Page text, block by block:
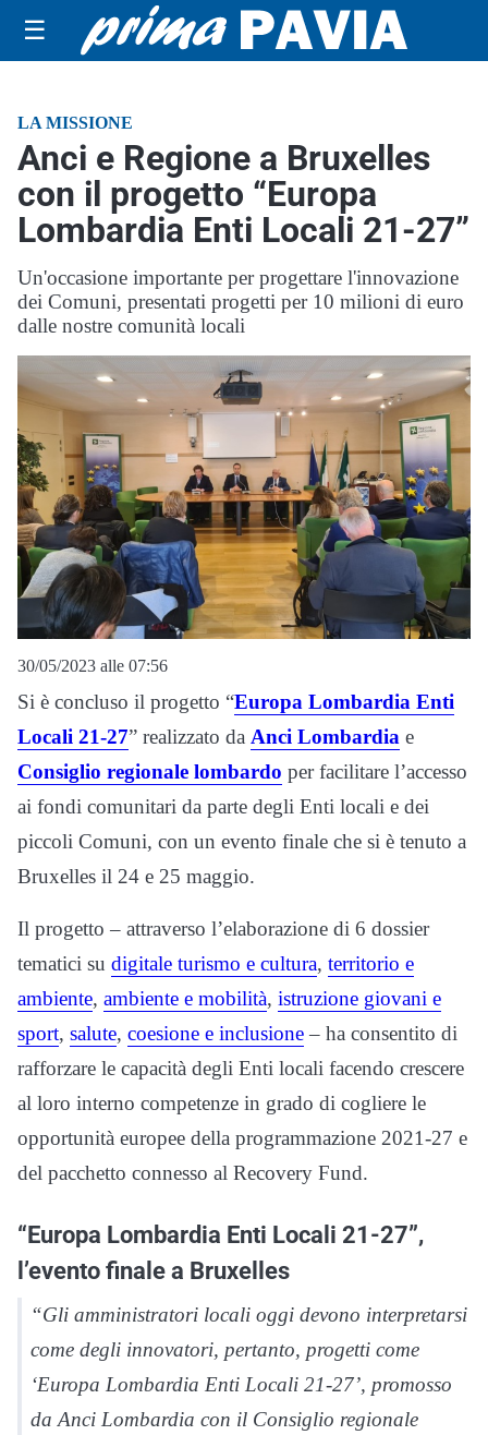
☰
LA MISSIONE
Anci e Regione a Bruxelles
con il progetto “Europa
Lombardia Enti Locali 21-27”
Un'occasione importante per progettare l'innovazione
dei Comuni, presentati progetti per 10 milioni di euro
dalle nostre comunità locali
30/05/2023 alle 07:56
Si è concluso il progetto “Europa Lombardia Enti
Locali 21-27” realizzato da Anci Lombardia e
Consiglio regionale lombardo per facilitare l’accesso
ai fondi comunitari da parte degli Enti locali e dei
piccoli Comuni, con un evento finale che si è tenuto a
Bruxelles il 24 e 25 maggio.
Il progetto – attraverso l’elaborazione di 6 dossier
tematici su digitale turismo e cultura, territorio e
ambiente, ambiente e mobilità, istruzione giovani e
sport, salute, coesione e inclusione– ha consentito di
rafforzare le capacità degli Enti locali facendo crescere
al loro interno competenze in grado di cogliere le
opportunità europee della programmazione 2021-27 e
del pacchetto connesso al Recovery Fund.
“Europa Lombardia Enti Locali 21-27”,
l’evento finale a Bruxelles
“Gli amministratori locali oggi devono interpretarsi
come degli innovatori, pertanto, progetti come
‘Europa Lombardia Enti Locali 21-27’, promosso
da Anci Lombardia con il Consiglio regionale